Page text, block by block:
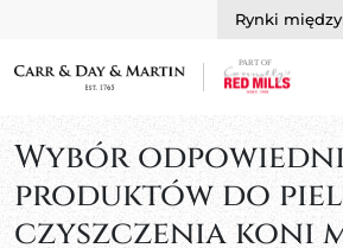
Rynki
Wybór
produktów do
czyszczenia koni